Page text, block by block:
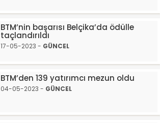
BTM’nin başarısı Belçika’da ödülle
taçlandırıldı
17-05-2023 - GÜNCEL
BTM’den 139 yatırımcı mezun oldu
04-05-2023 - GÜNCEL